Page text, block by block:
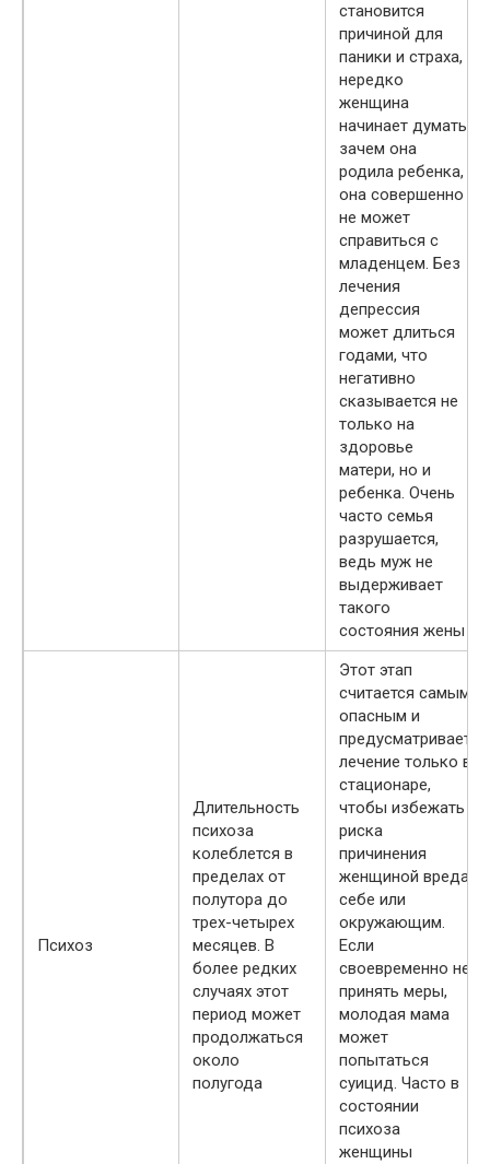
становится
причиной для
паники и страха,
нередко
женщина
начинает думать:
зачем она
родила ребенка,
она совершенно
не может
справиться с
младенцем. Без
лечения
депрессия
может длиться
годами, что
негативно
сказывается не
только на
здоровье
матери, но и
ребенка. Очень
часто семья
разрушается,
ведь муж не
выдерживает
такого
состояния жены
Психоз
Длительность
психоза
колеблется в
пределах от
полутора до
трех-четырех
месяцев. В
более редких
случаях этот
период может
продолжаться
около
полугода
Этот этап
считается самым
опасным и
предусматривает
лечение только в
стационаре,
чтобы избежать
риска
причинения
женщиной вреда
себе или
окружающим.
Если
своевременно не
принять меры,
молодая мама
может
попытаться
суицид. Часто в
состоянии
психоза
женщины